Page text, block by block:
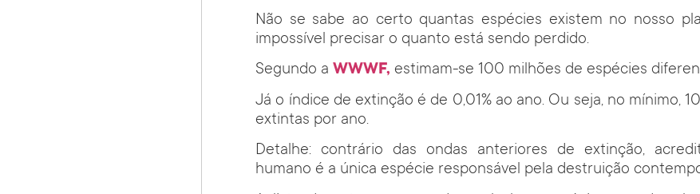
Não se sabe ao certo quantas espécies existem no nosso
impossível precisar o quanto está sendo perdido.
Segundo aWWWF, estimam-se 100 milhões de espécies
Já o índice de extinção é de 0,01% ao ano. Ou seja, no mínimo,
extintas por ano.
Detalhe: contrário das ondas anteriores de extinção,
humano é a única espécie responsável pela destruição